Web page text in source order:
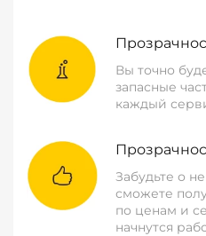
Вы точно
запасные
каждый
Забудьте о
сможете
по ценам и
начнутся